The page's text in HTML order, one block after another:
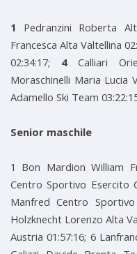
1 Pedranzini Roberta
Francesca Alta Valtellina
02:34:17; 4 Calliari
Moraschinelli Maria Lucia
Adamello Ski Team
Senior maschile
1 Bon Mardion William
Centro Sportivo Esercito
Manfred Centro
Holzknecht Lorenzo Alta
Austria 01:57:16; 6